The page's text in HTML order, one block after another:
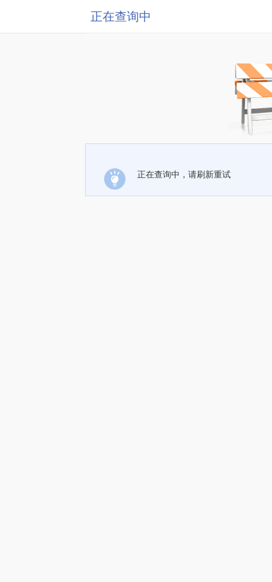
正在查询中
正在查询中，请刷新重试